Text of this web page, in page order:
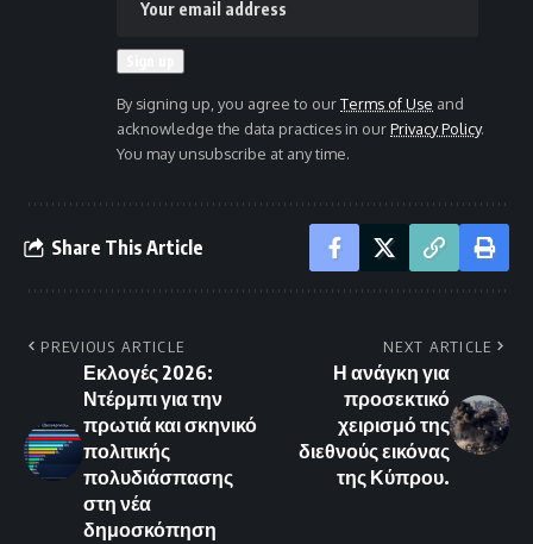
By signing up, you agree to ourTerms of Use and
acknowledge the data practices in ourPrivacy Policy.
You may unsubscribe at any time.
Share This Article
PREVIOUS ARTICLE
Εκλογές 2026:
Ντέρμπι για την
πρωτιά και σκηνικό
πολιτικής
πολυδιάσπασης
στη νέα
δημοσκόπηση
NEXT ARTICLE
Η ανάγκη για
προσεκτικό
χειρισμό της
διεθνούς εικόνας
της Κύπρου.